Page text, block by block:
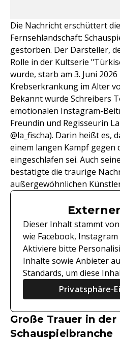
Die Nachricht erschüttert
Fernsehlandschaft:
gestorben. Der Darsteller,
Rolle in der Kultserie
wurde, starb am 3. Juni
Krebserkrankung im Alter
Bekannt wurde Schreibers
emotionalen Instagram-
Freundin und Regisseurin
@la_fischa). Darin heißt es,
einem langen Kampf gegen
eingeschlafen sei. Auch
bestätigte die traurige
außergewöhnlichen
Dieser Inhalt stammt
wie Facebook,
Aktiviere bitte
Inhalte sowie Anbieter
Standards, um diese
Privatsphäre-
Große Trauer in der
Schauspielbranche